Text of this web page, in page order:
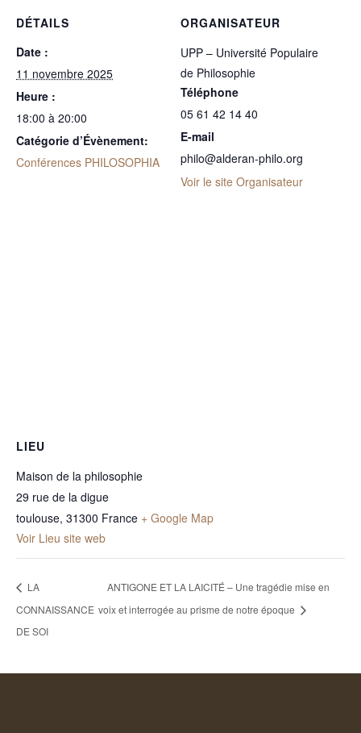
DÉTAILS
Date :
11 novembre 2025
Heure :
18:00 à 20:00
Catégorie d’Évènement:
Conférences PHILOSOPHIA
ORGANISATEUR
UPP – Université Populaire
de Philosophie
Téléphone
05 61 42 14 40
E-mail
philo@alderan-philo.org
Voir le site Organisateur
LIEU
Maison de la philosophie
29 rue de la digue
toulouse, 31300 France + Google Map
Voir Lieu site web
LA
CONNAISSANCE
DE SOI
ANTIGONE ET LA LAICITÉ – Une tragédie mise en
voix et interrogée au prisme de notre époque